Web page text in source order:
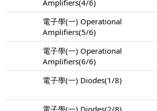
Amplifiers(4/6)
電子學(一) Operational
Amplifiers(5/6)
電子學(一) Operational
Amplifiers(6/6)
電子學(一) Diodes(1/8)
電子學(一) Diodes(2/8)